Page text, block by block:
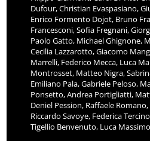
Dufour, Christian Evaspasiano,
Enrico Formento Dojot, Bruno
Francesconi, Sofia Fregnani,
Paolo Gatto, Michael Ghignone,
Cecilia Lazzarotto, Giacomo
Marrelli, Federico Mecca, Luca
Montrosset, Matteo Nigra,
Emiliano Pala, Gabriele Peloso,
Ponsetto, Andrea Portigliatti,
Deniel Pession, Raffaele
Riccardo Savoye, Federica
Tigellio Benvenuto, Luca